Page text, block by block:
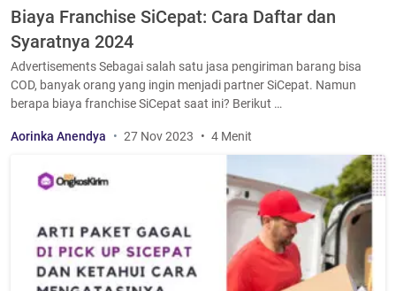
Biaya Franchise SiCepat: Cara Daftar dan
Syaratnya 2024
Advertisements Sebagai salah satu jasa pengiriman barang bisa
COD, banyak orang yang ingin menjadi partner SiCepat. Namun
berapa biaya franchise SiCepat saat ini? Berikut …
Aorinka Anendya 27 Nov 2023 4 Menit